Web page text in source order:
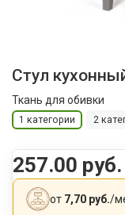
Стул
Ткань для обивки
1 категории 2
257.00 руб.
от 7,70 руб./